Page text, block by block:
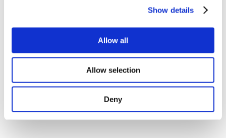
Show details
Allow all
Allow selection
Deny
At vise
Solliciteer